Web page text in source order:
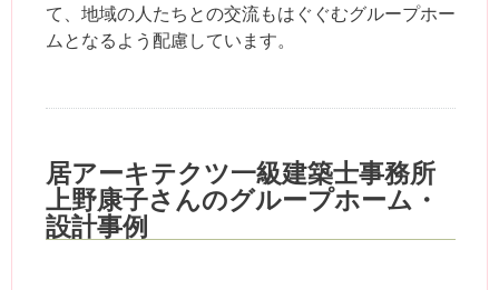
て、地域の人たちとの交流もはぐぐむグループホー
ムとなるよう配慮しています。
居アーキテクツ一級建築士事務所
上野康子さんのグループホーム・
設計事例